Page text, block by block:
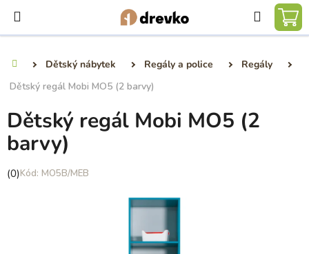
obsah
Hledat
Dětský nábytek Regály a police
Regály
Dětský regál Mobi MO5 (2 barvy)
Dětský regál Mobi MO5 (2
barvy)
Průměrné
(0) MO5B/MEB